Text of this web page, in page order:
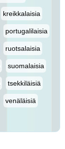
kreikkalaisia
portugalilaisia
ruotsalaisia
suomalaisia
tsekkiläisiä
venäläisiä